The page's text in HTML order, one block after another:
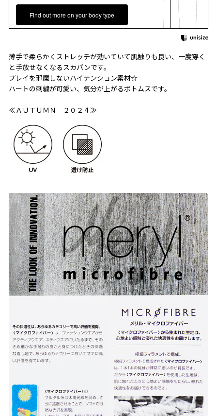
Find out more on your body type
薄手で柔らかくストレッチが効いていて肌触りも良い、一度穿く
と手放せなくなるスカパンです。
プレイを邪魔しないハイテンション素材☆
ハートの刺繍が可愛い、気分が上がるボトムスです。
≪ＡＵＴＵＭＮ ２０２４≫